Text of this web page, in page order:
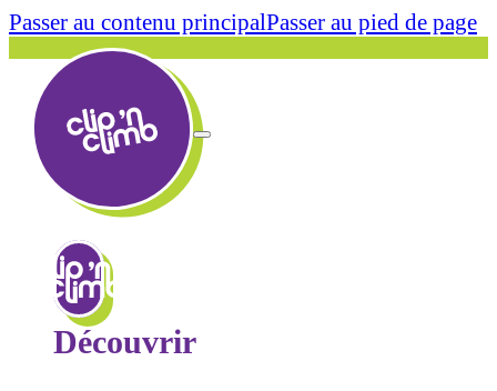
Passer au contenu principalPasser au pied de page
Découvrir